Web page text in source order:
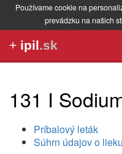
Používame cookie na
prevádzku na našich
+ ipil.sk
131 I
Príbalový leták
Súhrn údajov o lieku